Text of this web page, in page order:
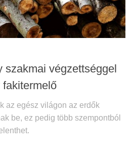
szakmai végzettséggel
az egész világon az erdők
be, ez pedig több szempontból